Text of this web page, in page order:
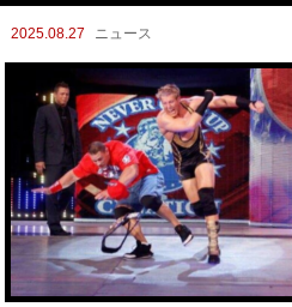
した」
2025.08.27 ニュース